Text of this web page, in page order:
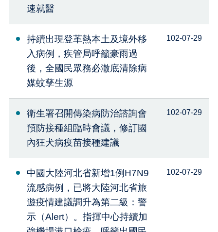
速就醫
持續出現登革熱本土及境外移
入病例，疾管局呼籲豪雨過
後，全國民眾務必澈底清除病
媒蚊孳生源
102-07-29
衛生署召開傳染病防治諮詢會
預防接種組臨時會議，修訂國
內狂犬病疫苗接種建議
102-07-29
中國大陸河北省新增1例H7N9
流感病例，已將大陸河北省旅
遊疫情建議調升為第二級：警
示（Alert）。指揮中心持續加
102-07-29